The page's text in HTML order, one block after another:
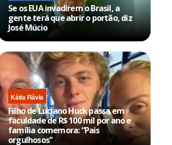
Se os EUA invadirem o Brasil, a
gente terá que abrir o portão, diz
José Múcio
Kátia Flávia
Filho de Luciano Huck passa em
faculdade de R$ 100 mil por ano e
família comemora: “Pais
orgulhosos”